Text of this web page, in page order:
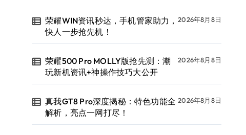
荣耀WIN资讯秒达，手机管家助力，
快人一步抢先机！
2026年8月8日
荣耀500 Pro MOLLY版抢先测：潮
玩新机资讯+神操作技巧大公开
2026年8月8日
真我GT8 Pro深度揭秘：特色功能全
解析，亮点一网打尽！
2026年8月8日